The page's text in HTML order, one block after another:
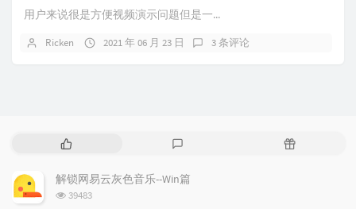
用户来说很是方便视频演示问题但是一...
Ricken 2021 年 06 月 23 日 3 条评论
热
文
章
评
论
随
解锁网易云灰色音乐--Win篇
浏览次数:
39483